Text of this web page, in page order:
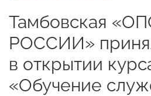
Тамбовская
РОССИИ»
в открытии
«Обучение